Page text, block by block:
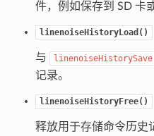
件，例如保存到 SD 卡
linenoiseHistoryLoad()
与 linenoiseHistorySave
记录。
linenoiseHistoryFree()
释放用于存储命令历史